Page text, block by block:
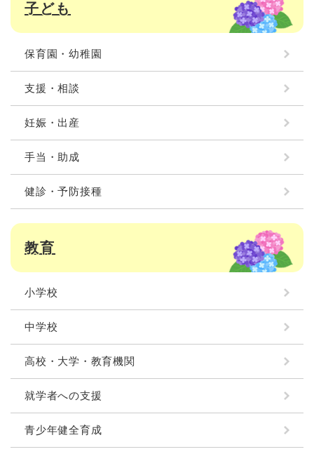
子ども
保育園・幼稚園
支援・相談
妊娠・出産
手当・助成
健診・予防接種
教育
小学校
中学校
高校・大学・教育機関
就学者への支援
青少年健全育成